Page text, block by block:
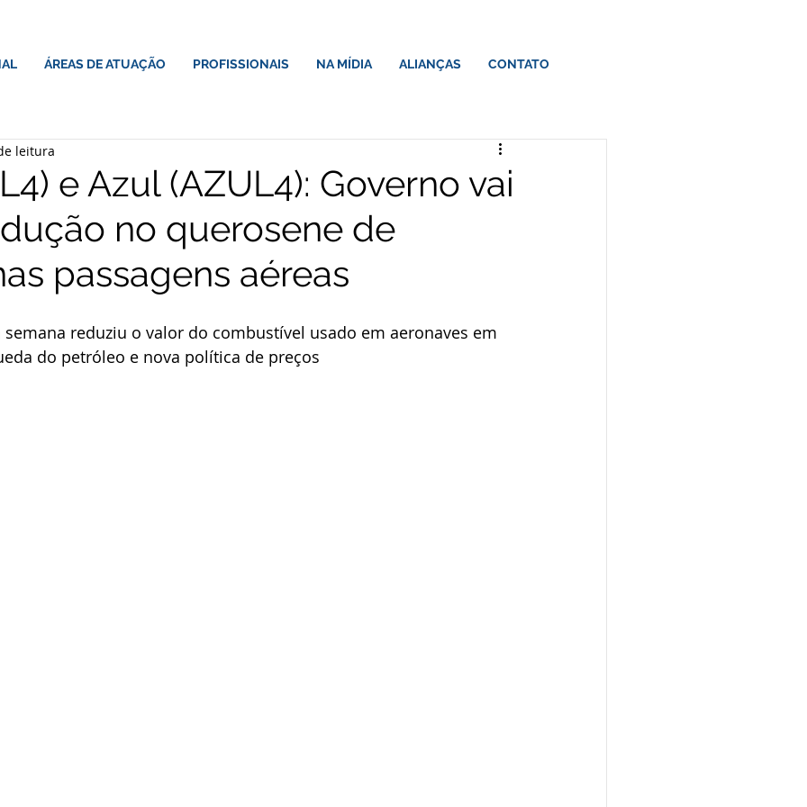
ÁREAS DE ATUAÇÃO PROFISSIONAIS NA MÍDIA ALIANÇAS CONTATO
e Azul (AZUL4): Governo vai
no querosene de
passagens aéreas
leitura
reduziu o valor do combustível usado em aeronaves em
do petróleo e nova política de preços